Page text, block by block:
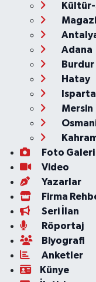
Adana
Burdur
Hatay
Isparta
Mersin
Foto Galeri
Video
Yazarlar
Firma
Seri İlan
Röportaj
Biyografi
Anketler
Künye